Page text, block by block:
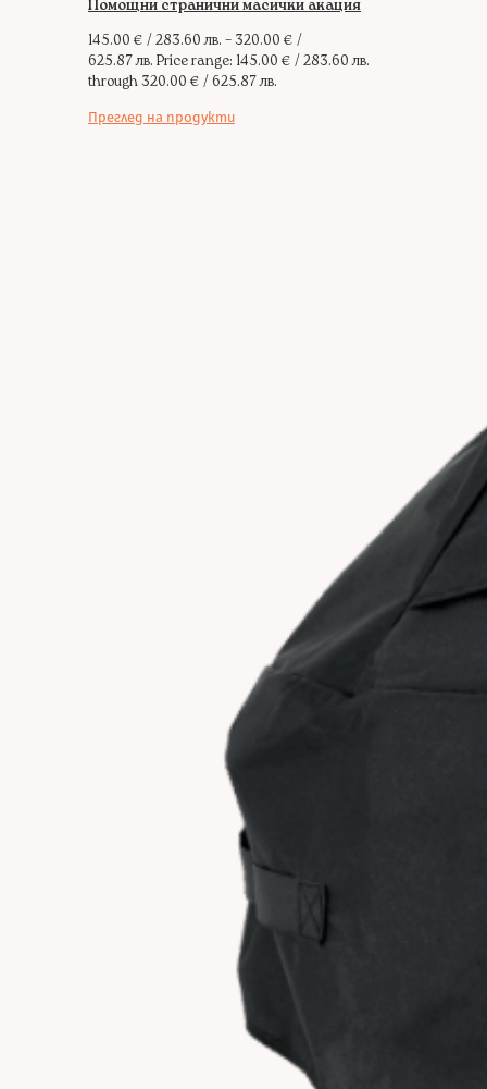
Помощни странични масички акация
145.00 € / 283.60 лв. –320.00 € /
625.87 лв. Price range: 145.00 € / 283.60 лв.
through 320.00 € / 625.87 лв.
Преглед на продукти